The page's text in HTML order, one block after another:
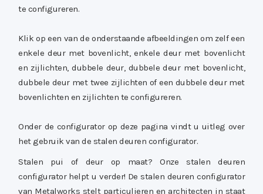
te configureren.
Klik op een van de onderstaande afbeeldingen om zelf een
enkele deur met bovenlicht, enkele deur met bovenlicht
en zijlichten, dubbele deur, dubbele deur met bovenlicht,
dubbele deur met twee zijlichten of een dubbele deur met
bovenlichten en zijlichten te configureren.
Onder de configurator op deze pagina vindt u uitleg over
het gebruik van de stalen deuren configurator.
Stalen pui of deur op maat? Onze stalen deuren
configurator helpt u verder! De stalen deuren configurator
van Metalworks stelt particulieren en architecten in staat